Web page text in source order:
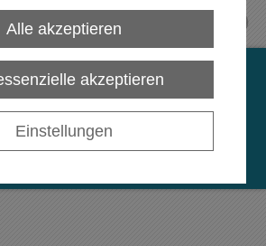
Cookies
Zur Webversion
HEROLD
Alle akzeptieren
akzeptieren
Einstellungen